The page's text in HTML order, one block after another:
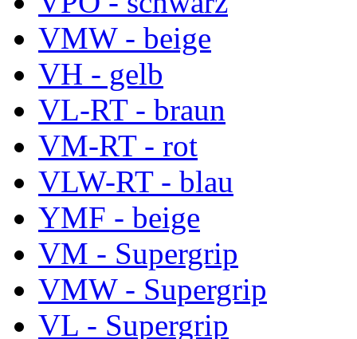
VMW - beige
VH - gelb
VL-RT - braun
VM-RT - rot
VLW-RT - blau
YMF - beige
VM - Supergrip
VMW - Supergrip
VL - Supergrip